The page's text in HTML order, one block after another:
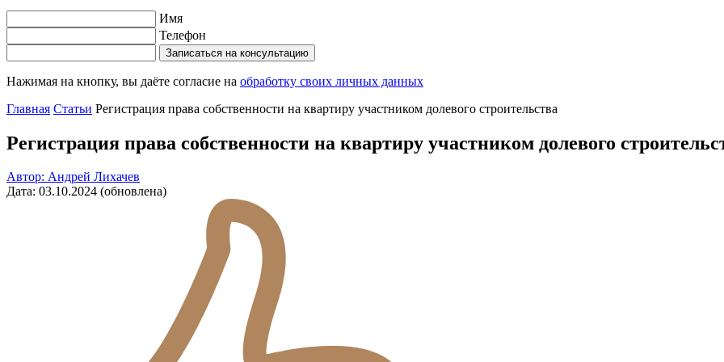
Имя
Телефон
Записаться на консультацию
Нажимая на кнопку, вы даёте согласие на обработку своих личных данных
Главная Статьи Регистрация права собственности на квартиру участником долевого строительства
Регистрация права собственности на квартиру участником долевого
Автор: Андрей Лихачев
Дата: 03.10.2024 (обновлена)